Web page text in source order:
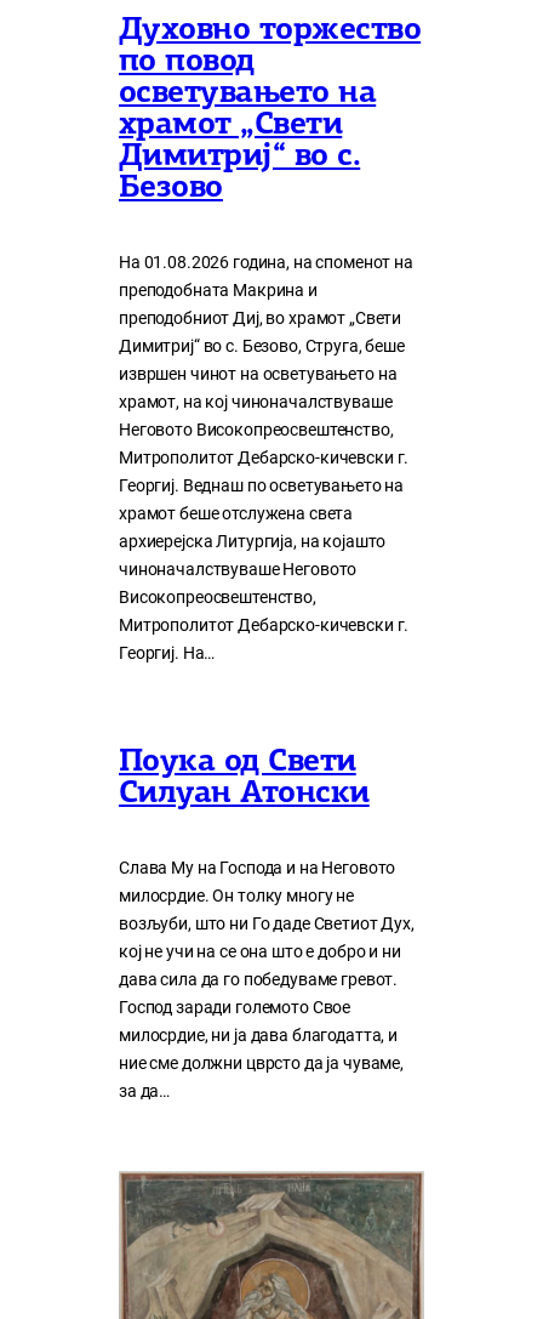
Духовно торжество
по повод
осветувањето на
храмот „Свети
Димитриј“ во с.
Безово
На 01.08.2026 година, на споменот на
преподобната Макрина и
преподобниот Диј, во храмот „Свети
Димитриј“ во с. Безово, Струга, беше
извршен чинот на осветувањето на
храмот, на кој чиноначалствуваше
Неговото Високопреосвештенство,
Митрополитот Дебарско-кичевски г.
Георгиј. Веднаш по осветувањето на
храмот беше отслужена света
архиерејска Литургија, на којашто
чиноначалствуваше Неговото
Високопреосвештенство,
Митрополитот Дебарско-кичевски г.
Георгиј. На…
Поука од Свети
Силуан Атонски
Слава Му на Господа и на Неговото
милосрдие. Он толку многу нe
возљуби, што ни Го даде Светиот Дух,
кој нe учи на сe она што е добро и ни
дава сила да го победуваме гревот.
Господ заради големото Свое
милосрдие, ни ја дава благодатта, и
ние сме должни цврсто да ја чуваме,
за да…